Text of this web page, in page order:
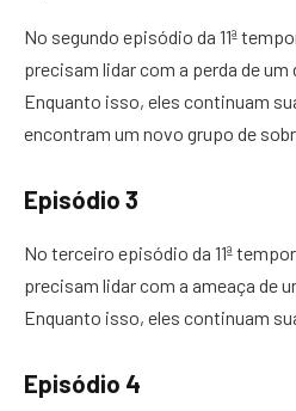
No segundo episódio da 11ª
precisam lidar com a perda de um
Enquanto isso, eles continuam
encontram um novo grupo de
Episódio 3
No terceiro episódio da 11ª
precisam lidar com a ameaça de
Enquanto isso, eles continuam
Episódio 4